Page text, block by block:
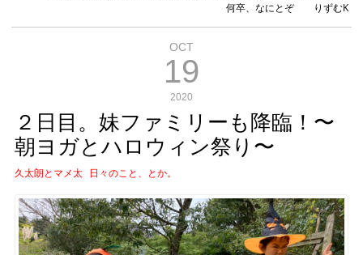
何卒、なにとぞ りずむK
OCT
19
2020
２日目。妹ファミリーも降臨！〜
朝ヨガとハロウィン祭り〜
久太朗とマメ太 日々のこと、とか。